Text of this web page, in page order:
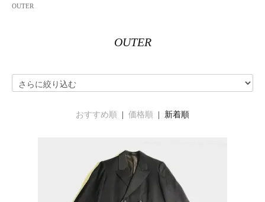
OUTER
OUTER
おすすめ順 価格順 | 新着順